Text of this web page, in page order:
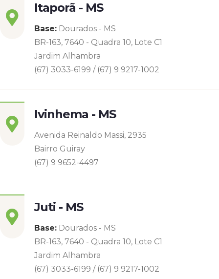
Itaporã - MS
Base: Dourados - MS
BR-163, 7640 - Quadra 10, Lote C1
Jardim Alhambra
(67) 3033-6199 / (67) 9 9217-1002
Ivinhema - MS
Avenida Reinaldo Massi, 2935
Bairro Guiray
(67) 9 9652-4497
Juti - MS
Base: Dourados - MS
BR-163, 7640 - Quadra 10, Lote C1
Jardim Alhambra
(67) 3033-6199 / (67) 9 9217-1002